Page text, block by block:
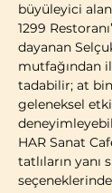
büyüleyici
1299
dayanan
mutfağından
tadabilir; at
geleneksel
HAR Sanat
tatlıların yanı